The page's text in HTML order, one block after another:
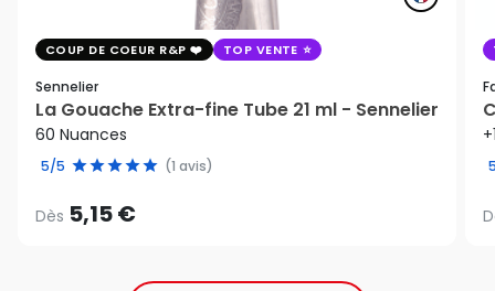
COUP DE COEUR R&P TOP VENTE
Sennelier
La Gouache Extra-fine Tube 21 ml - Sennelier
60 Nuances
5/5 (1 avis)
Dès 5,15 €